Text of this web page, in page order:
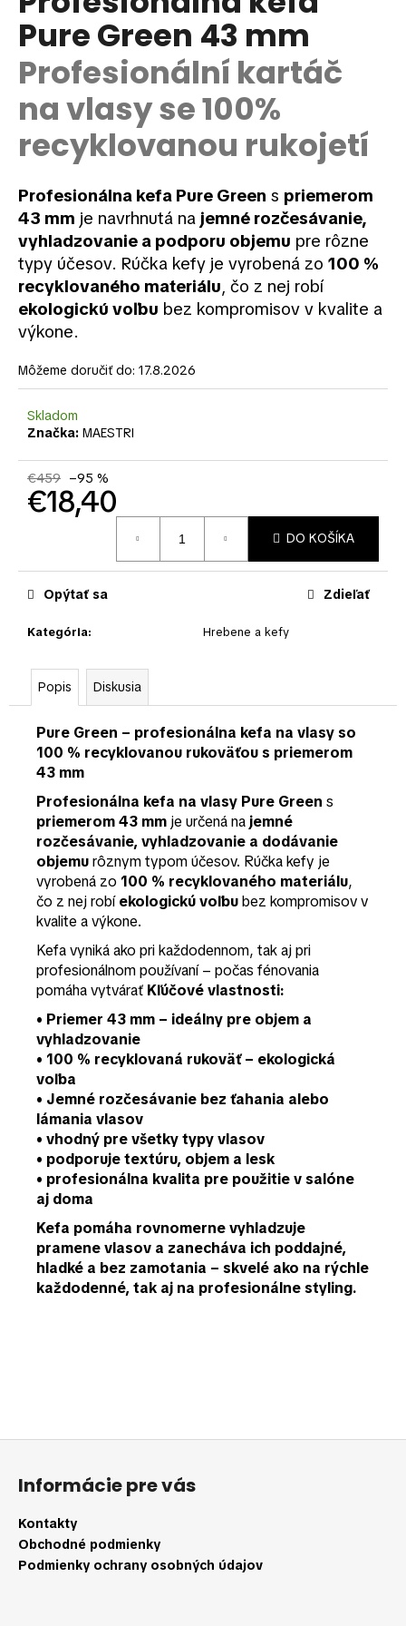
je
0,0
hviezdičiek.
Pure Green 43 mm
Profesionální kartáč
na vlasy se 100%
recyklovanou rukojetí
Profesionálna kefa Pure Green s priemerom
43 mm je navrhnutá na jemné rozčesávanie,
vyhladzovanie a podporu objemu pre rôzne
typy účesov. Rúčka kefy je vyrobená zo 100 %
recyklovaného materiálu, čo z nej robí
ekologickú voľbu bez kompromisov v kvalite a
výkone.
Môžeme doručiť do: 17.8.2026
Skladom
Značka: MAESTRI
€459 –95 %
€18,40
DO KOŠÍKA
Kategória: Hrebene a kefy
Opýtať sa Zdieľať
Popis Diskusia
Pure Green – profesionálna kefa na vlasy so
100 % recyklovanou rukoväťou s priemerom
43 mm
Profesionálna kefa na vlasy Pure Green s
priemerom 43 mm je určená na jemné
rozčesávanie, vyhladzovanie a dodávanie
objemurôznym typom účesov. Rúčka kefy je
vyrobená zo 100 % recyklovaného materiálu,
čo z nej robíekologickú voľbubez kompromisov v
kvalite a výkone.
Kefa vyniká ako pri každodennom, tak aj pri
profesionálnom používaní – počas fénovania
pomáha vytvárať Kľúčové vlastnosti:
• Priemer 43 mm – ideálny pre objem a
vyhladzovanie
• 100 % recyklovaná rukoväť– ekologická
voľba
• Jemné rozčesávanie bez ťahania alebo
lámania vlasov
• vhodný prevšetky typy vlasov
• podporujetextúru, objem a lesk
• profesionálna kvalita pre použitie v salóne
aj doma
Kefa pomáha rovnomerne vyhladzuje
pramene vlasov a zanecháva ich poddajné,
hladké a bez zamotania – skvelé ako na rýchle
každodenné, tak aj na profesionálne styling.
á
j
s
ť
?
HĽADAŤ
O
d
p
r
ú
č
a
e
Informácie pre vás
Kontakty
Obchodné podmienky
Podmienky ochrany osobných údajov